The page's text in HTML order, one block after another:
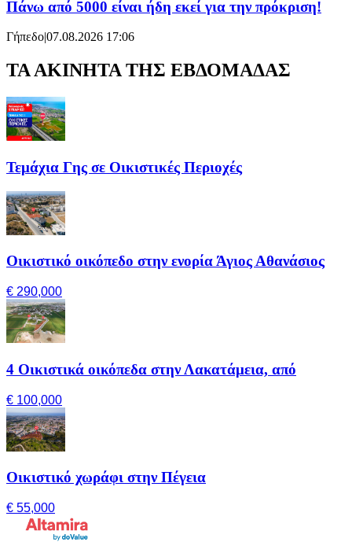
Πάνω από 5000 είναι ήδη εκεί για την πρόκριση!
Γήπεδο07.08.2026 17:06
ΤΑ ΑΚΙΝΗΤΑ ΤΗΣ ΕΒΔΟΜΑΔΑΣ
Τεμάχια Γης σε Οικιστικές Περιοχές
Οικιστικό οικόπεδο στην ενορία Άγιος Αθανάσιος
€ 290,000
4 Οικιστικά οικόπεδα στην Λακατάμεια, από
€ 100,000
Οικιστικό χωράφι στην Πέγεια
€ 55,000